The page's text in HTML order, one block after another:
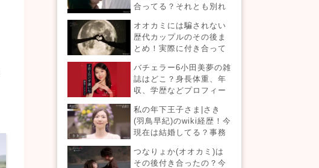
合ってる？それとも別れ
【恋愛ドラマな恋がした
い】
オオカミには騙されない
歴代カップルのその後ま
とめ！実際に付き合って
現在の活動は？
バチェラー6小田美夢の雑
誌はどこ？身長体重、年
収、学歴などプロフィー
私の年下王子さま|さき
(羽鳥早紀)のwiki経歴！今
現在は結婚してる？事務
編)
つなりょか(オオカミ)は
その後付き合ったの？今